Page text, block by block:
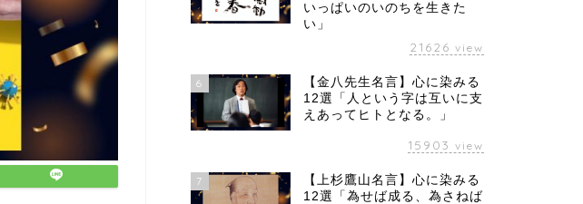
いっぱいのいのちを生きた
い」
21626 view
6
【金八先生名言】心に染みる
12選「人という字は互いに支
えあってヒトとなる。」
15903 view
7
【上杉鷹山名言】心に染みる
12選「為せば成る、為さねば